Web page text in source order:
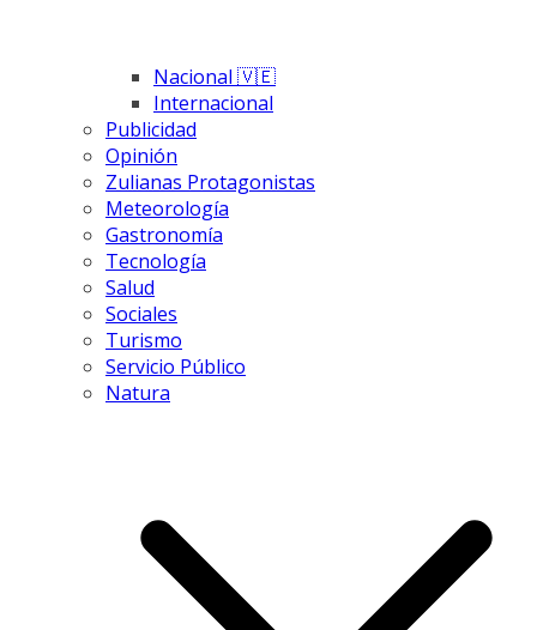
Nacional 🇻🇪
Internacional
Publicidad
Opinión
Zulianas Protagonistas
Meteorología
Gastronomía
Tecnología
Salud
Sociales
Turismo
Servicio Público
Natura